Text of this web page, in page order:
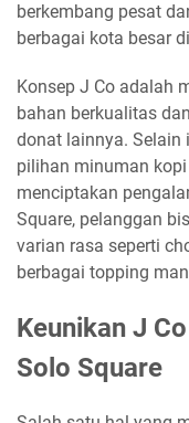
berkembang pesat
berbagai kota besar
Konsep J Co adalah
bahan berkualitas
donat lainnya. Selain
pilihan minuman
menciptakan
Square, pelanggan
varian rasa seperti
berbagai topping
Keunikan J
Solo Square